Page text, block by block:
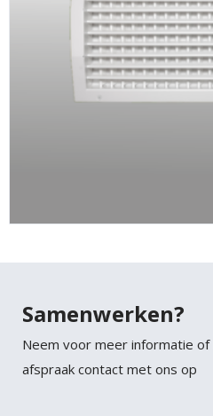
Samenwerken?
Neem voor meer informatie of
afspraak contact met ons op